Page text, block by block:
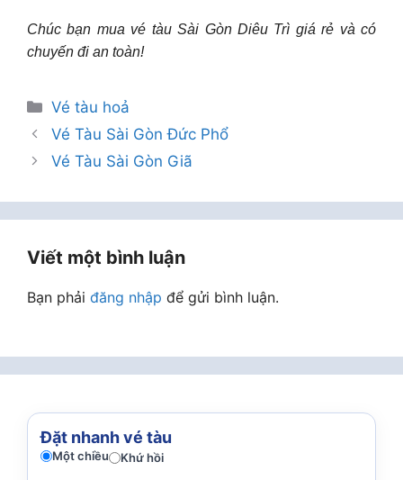
Chúc bạn mua vé tàu Sài Gòn Diêu Trì giá rẻ và có
chuyến đi an toàn!
Danh
mục
Vé tàu hoả
Vé Tàu Sài Gòn Đức Phổ
Vé Tàu Sài Gòn Giã
Viết một bình luận
Bạn phải đăng nhập để gửi bình luận.
Đặt nhanh vé tàu
Một chiều Khứ hồi